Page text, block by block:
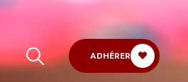
ADHÉRER